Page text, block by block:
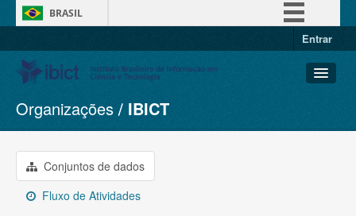
BRASIL
Entrar
Conjuntos de dados
Organizações
Grupos
Sobre
Organizações IBICT
Conjuntos de dados
Fluxo de Atividades